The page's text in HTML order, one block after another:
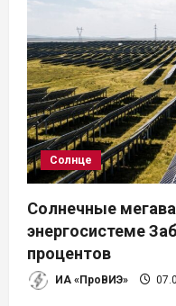
Солнце
Солнечные
энергосистеме
процентов
ИА «ПроВИЭ»